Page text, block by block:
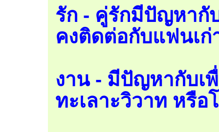
รัก - คู่รักมีปัญหากั
คงติดต่อกับแฟนเ
งาน - มีปัญหากับเ
ทะเลาะวิวาท หรือ